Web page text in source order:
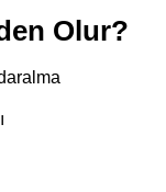
Olur?